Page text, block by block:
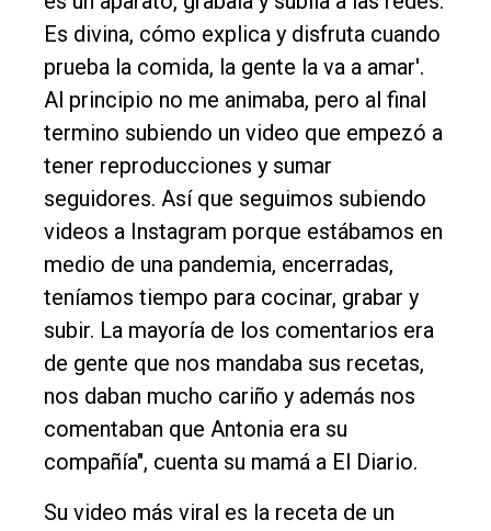
Es divina, cómo explica y disfruta cuando
prueba la comida, la gente la va a amar'.
Al principio no me animaba, pero al final
termino subiendo un video que empezó a
tener reproducciones y sumar
seguidores. Así que seguimos subiendo
videos a Instagram porque estábamos en
medio de una pandemia, encerradas,
teníamos tiempo para cocinar, grabar y
subir. La mayoría de los comentarios era
de gente que nos mandaba sus recetas,
nos daban mucho cariño y además nos
comentaban que Antonia era su
compañía", cuenta su mamá a El Diario.
Su video más viral es la receta de un